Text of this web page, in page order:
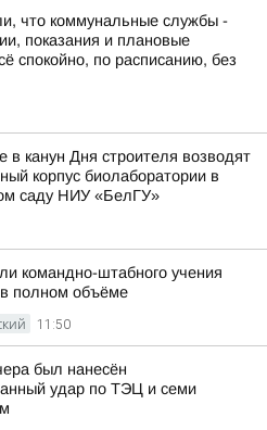
что коммунальные службы -
показания и плановые
спокойно, по расписанию, без
в канун Дня строителя возводят
корпус биолаборатории в
саду НИУ «БелГУ»
командно-штабного учения
в полном объёме
11:50
был нанесён
удар по ТЭЦ и семи